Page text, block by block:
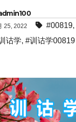
25, 2022 #00819,
诂学, #训诂学00819